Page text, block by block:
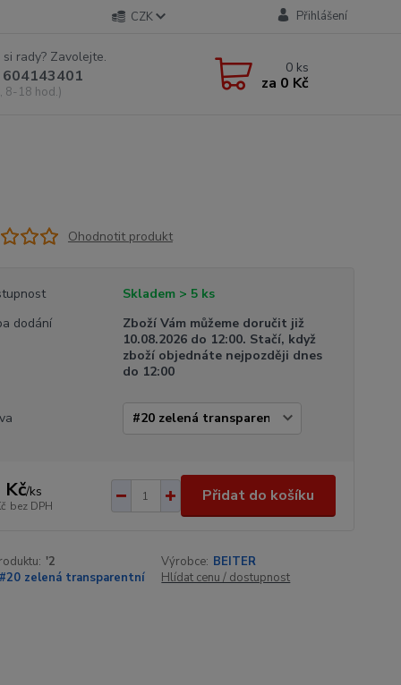
CZK Přihlášení
rady? Zavolejte.
8-18 hod.)
0 ks
za 0 Kč
Ohodnotit produkt
Skladem > 5 ks
dodání
Zboží Vám můžeme doručit již
10.08.2026 do 12:00. Stačí, když
zboží objednáte nejpozději dnes
do 12:00
Kč/ks
bez DPH
Přidat do košíku
'2 Výrobce: BEITER
zelená transparentní
Hlídat cenu / dostupnost